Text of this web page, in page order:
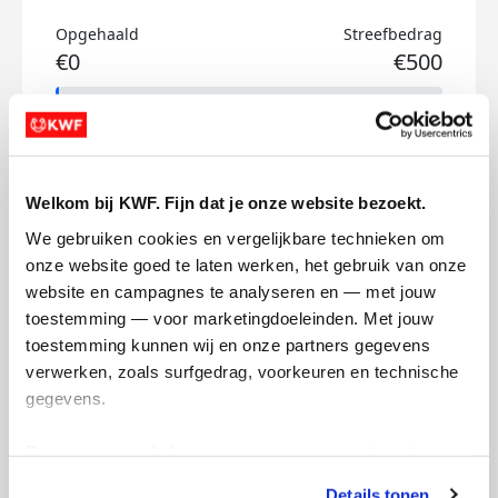
Welkom bij KWF. Fijn dat je onze website bezoekt.
We gebruiken cookies en vergelijkbare technieken om
onze website goed te laten werken, het gebruik van onze
website en campagnes te analyseren en — met jouw
toestemming — voor marketingdoeleinden. Met jouw
toestemming kunnen wij en onze partners gegevens
verwerken, zoals surfgedrag, voorkeuren en technische
gegevens.
Opgehaald
€0
Streefbedrag
€500
Doneer
Floor's badges